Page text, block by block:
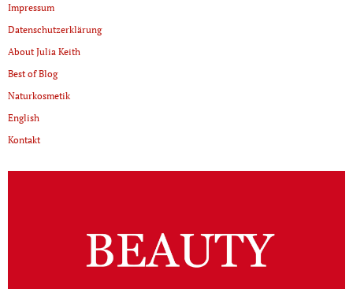
Impressum
Datenschutzerklärung
About Julia Keith
Best of Blog
Naturkosmetik
English
Kontakt